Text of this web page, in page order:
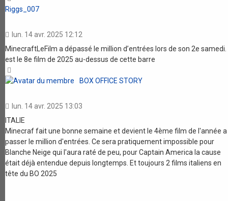
Riggs_007
lun. 14 avr. 2025 12:12
MinecraftLeFilm a dépassé le million d’entrées lors de son 2e samedi.
est le 8e film de 2025 au-dessus de cette barre
BOX OFFICE STORY
lun. 14 avr. 2025 13:03
ITALIE
Minecraf fait une bonne semaine et devient le 4ème film de l'année a
passer le million d'entrées. Ce sera pratiquement impossible pour
Blanche Neige qui l'aura raté de peu, pour Captain America la cause
était déjà entendue depuis longtemps. Et toujours 2 films italiens en
tête du BO 2025